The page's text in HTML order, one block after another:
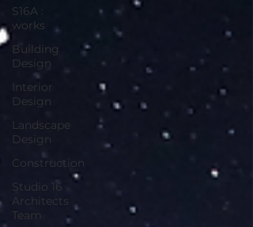
S16A :
works
Building
Design
Interior
Design
Landscape
Design
Construction
Studio 16
Architects
Team